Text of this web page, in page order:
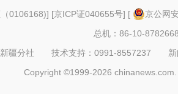
0106168)] [京ICP证040655号] [
京公网
总机：86-10-
新疆分社 技术支持：0991-8557237
Copyright ©1999-2026